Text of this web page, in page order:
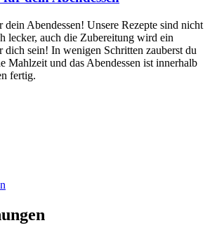
dein Abendessen! Unsere Rezepte sind nicht
lecker, auch die Zubereitung wird ein
dich sein! In wenigen Schritten zauberst du
Mahlzeit und das Abendessen ist innerhalb
fertig.